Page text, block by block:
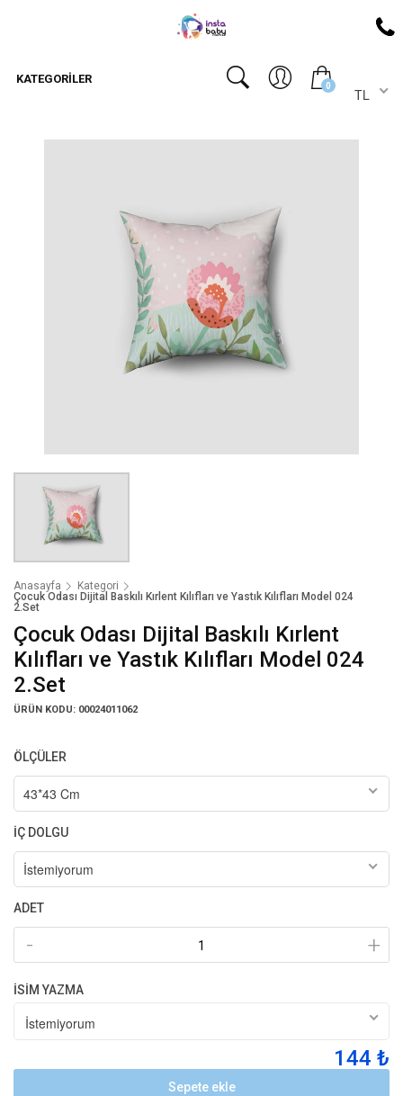
TL
0
KATEGORILER
Anasayfa
Kategori
Çocuk Odası Dijital Baskılı Kırlent Kılıfları ve Yastık Kılıfları Model 024
2.Set
Çocuk Odası Dijital Baskılı Kırlent
Kılıfları ve Yastık Kılıfları Model 024
2.Set
ÜRÜN KODU: 00024011062
ÖLÇÜLER
43*43 Cm
İÇ DOLGU
İstemiyorum
ADET
+
-
İSİM YAZMA
İstemiyorum
144 ₺
Sepete ekle